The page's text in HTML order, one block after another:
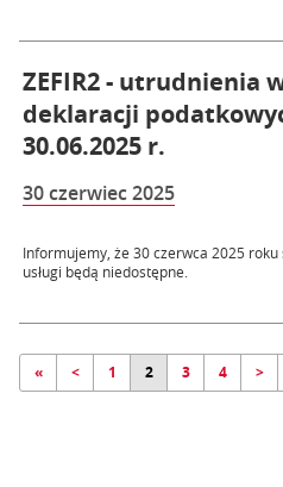
ZEFIR2 - utrudnienia
deklaracji
30.06.2025 r.
30 czerwiec 2025
Informujemy, że 30 czerwca 2025 roku
usługi będą niedostępne.
« < 1 2 3 4 >